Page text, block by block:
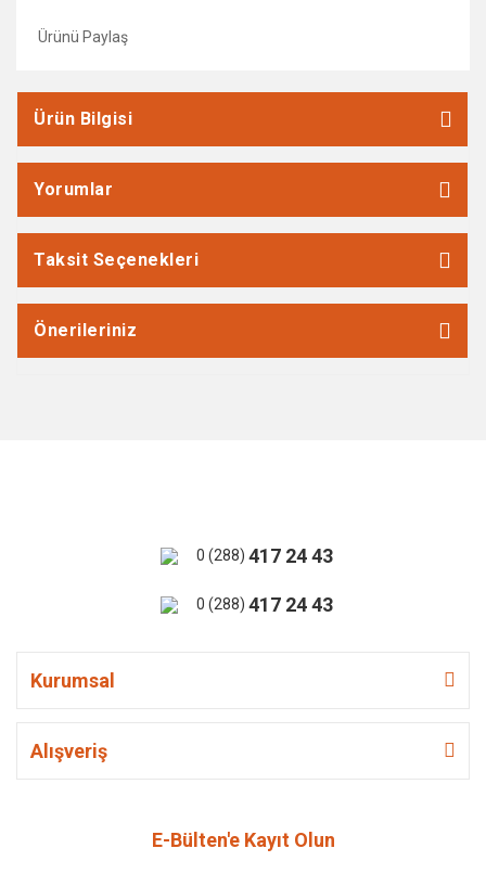
Ürünü Paylaş
Ürün Bilgisi
Yorumlar
Taksit Seçenekleri
Önerileriniz
0 (288) 417 24 43
0 (288) 417 24 43
Kurumsal
Alışveriş
E-Bülten'e Kayıt Olun